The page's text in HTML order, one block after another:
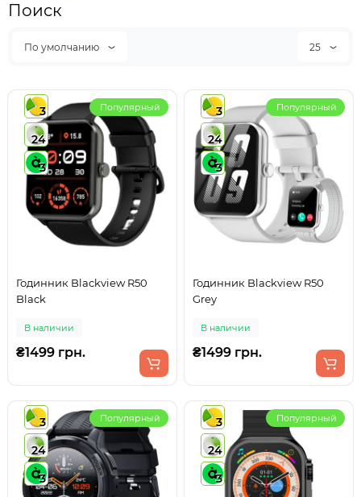
Поиск
По умолчанию 25
3
24
3
Популярный
Годинник Blackview R50
Black
В наличии
₴1499 грн.
3
24
3
Популярный
Годинник Blackview R50
Grey
В наличии
₴1499 грн.
3
24
3
Популярный
3
24
3
Популярный